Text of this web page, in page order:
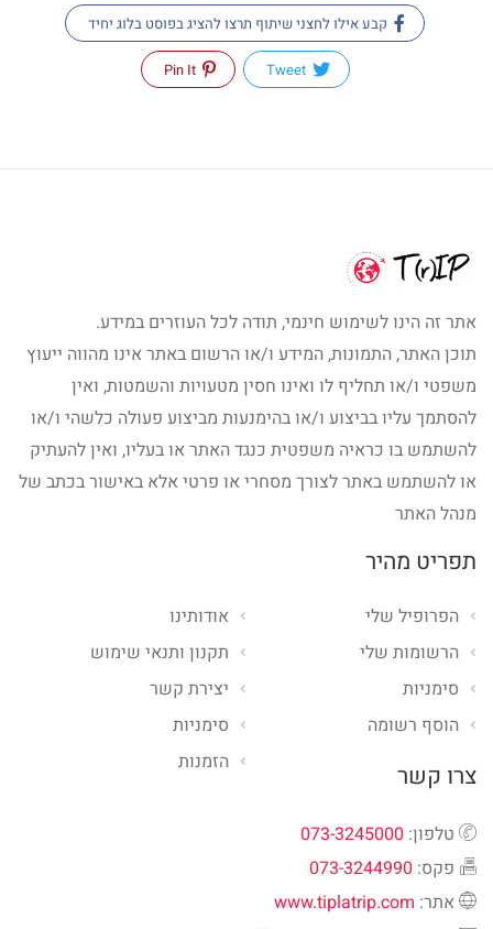
קבע אילו לחצני שיתוף תרצו להציג בפוסט בלוג יחיד
Tweet
Pin It
אתר זה הינו לשימוש חינמי, תודה לכל העוזרים במידע.
תוכן האתר, התמונות, המידע ו/או הרשום באתר אינו מהווה ייעוץ
משפטי ו/או תחליף לו ואינו חסין מטעויות והשמטות, ואין
להסתמך עליו בביצוע ו/או בהימנעות מביצוע פעולה כלשהי ו/או
להשתמש בו כראיה משפטית כנגד האתר או בעליו, ואין להעתיק
או להשתמש באתר לצורך מסחרי או פרטי אלא באישור בכתב של
מנהל האתר
תפריט מהיר
אודותינו
תקנון ותנאי שימוש
יצירת קשר
סימניות
הזמנות
הפרופיל שלי
הרשומות שלי
סימניות
הוסף רשומה
צרו קשר
טלפון: 073-3245000
פקס: 073-3244990
אתר: www.tiplatrip.com